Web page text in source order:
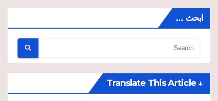
ابحث …
↓ Translate This Article